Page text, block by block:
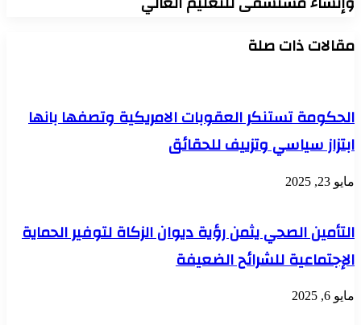
مقالات ذات صلة
الحكومة تستنكر العقوبات الامريكية وتصفها بانها
ابتزاز سياسي وتزييف للحقائق
مايو 23, 2025
التأمين الصحي يثمن رؤية ديوان الزكاة لتوفير الحماية
الإجتماعية للشرائح الضعيفة
مايو 6, 2025